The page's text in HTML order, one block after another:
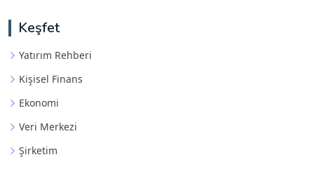
Keşfet
Yatırım Rehberi
Kişisel Finans
Ekonomi
Veri Merkezi
Şirketim